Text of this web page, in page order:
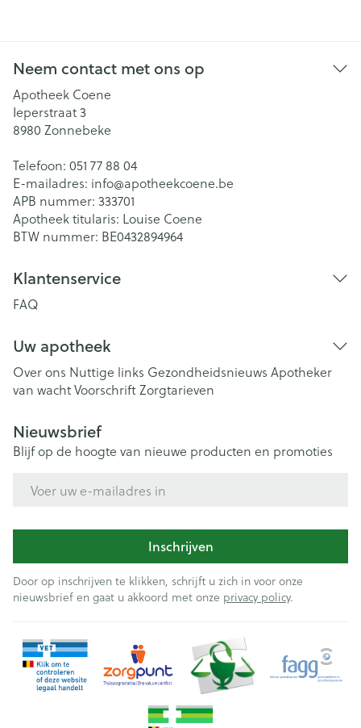
Neem contact met ons op
Apotheek Coene
Ieperstraat 3
8980 Zonnebeke
Telefoon: 051 77 88 04
E-mailadres: info@apotheekcoene.be
APB nummer: 333701
Apotheek titularis: Louise Coene
BTW nummer: BE0432894964
Klantenservice
FAQ
Uw apotheek
Over ons Nuttige links Gezondheidsnieuws Apotheker
van wachtVoorschriftZorgtarieven
Nieuwsbrief
Blijf op de hoogte van nieuwe producten en promoties
Inschrijven
Door op inschrijven te klikken, schrijft u zich in voor onze
nieuwsbrief en gaat u akkoord met onze privacy policy.